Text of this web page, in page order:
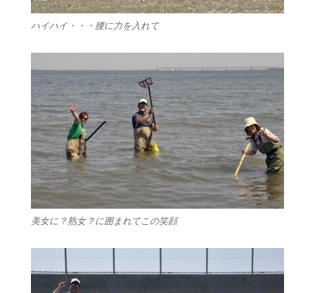
ハイハイ・・・腰に力を入れて
美女に？熟女？に囲まれてこの笑顔